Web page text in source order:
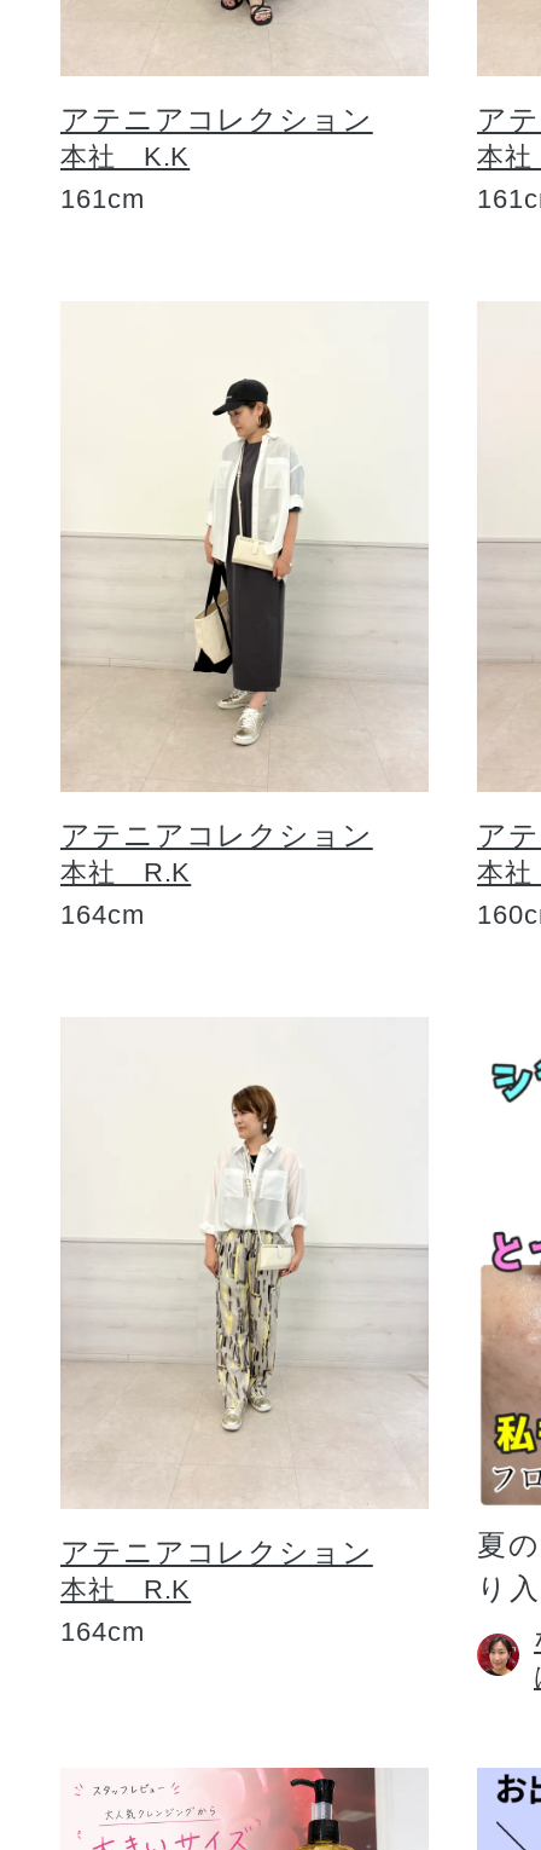
アテニアコレクション
本社 K.K
161cm
ア
本
アテニアコレクション
本社 R.K
164cm
ア
本
アテニアコレクション
本社 R.K
164cm
夏
り